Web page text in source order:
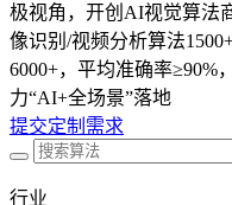
极视角，开创AI视觉算法
像识别/视频分析算法
6000+，平均准确率≥90%
力“AI+全场景”落地
提交定制需求
行业